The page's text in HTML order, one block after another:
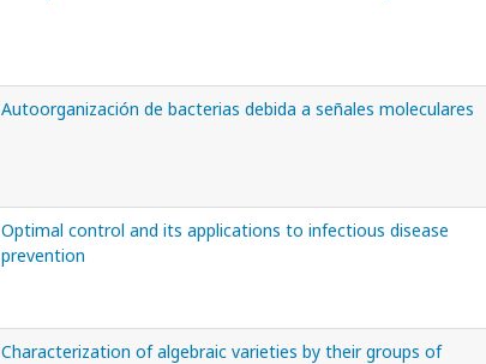
Autoorganización de bacterias debida a señales moleculares
Optimal control and its applications to infectious disease
prevention
Characterization of algebraic varieties by their groups of